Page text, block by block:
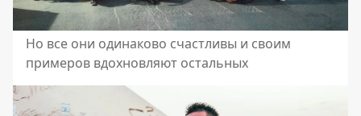
Но все они одинаково счастливы и своим
примеров вдохновляют остальных